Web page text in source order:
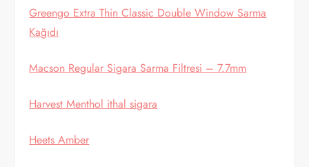
Greengo Extra Thin Classic Double Window Sarma
Kağıdı
Macson Regular Sigara Sarma Filtresi – 7.7mm
Harvest Menthol ithal sigara
Heets Amber